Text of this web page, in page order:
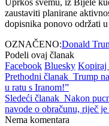
Uprkos svemu, iz Bijele
zaustaviti planirane
dopisnika ponovo održati
OZNAČENO:Donald
Podeli ovaj članak
Facebook Bluesky Kopiraj
Prethodni članak Trump
u ratu s Iranom!”
Sledeći članak Nakon
navode o obračunu, riječ
Nema komentara